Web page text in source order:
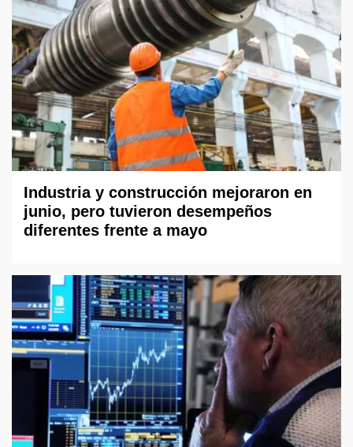
Industria y construcción mejoraron en
junio, pero tuvieron desempeños
diferentes frente a mayo